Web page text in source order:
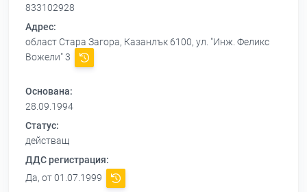
833102928
Адрес:
област Стара Загора, Казанлък 6100, ул. "Инж. Феликс
Вожели" 3
Основана:
28.09.1994
Статус:
действащ
ДДС регистрация:
Да, от 01.07.1999